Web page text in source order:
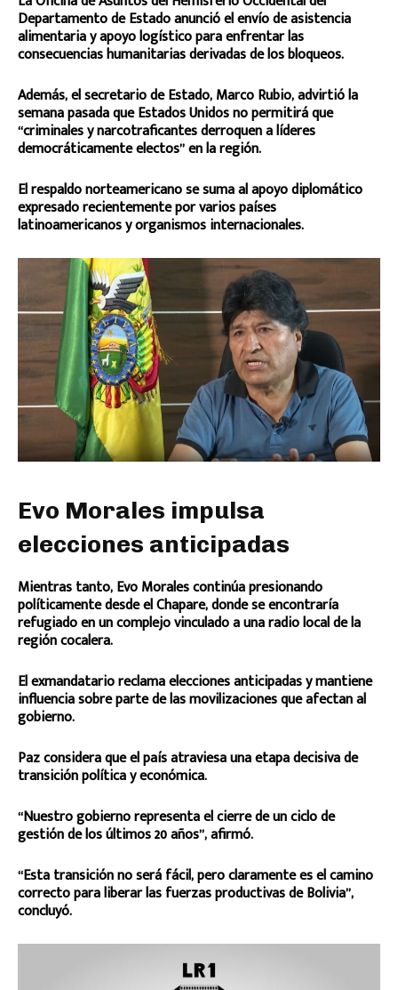
Departamento de Estado anunció el envío de asistencia
alimentaria y apoyo logístico para enfrentar las
consecuencias humanitarias derivadas de los bloqueos.
Además, el secretario de Estado, Marco Rubio, advirtió la
semana pasada que Estados Unidos no permitirá que
“criminales y narcotraficantes derroquen a líderes
democráticamente electos” en la región.
El respaldo norteamericano se suma al apoyo diplomático
expresado recientemente por varios países
latinoamericanos y organismos internacionales.
Evo Morales impulsa
elecciones anticipadas
Mientras tanto, Evo Morales continúa presionando
políticamente desde el Chapare, donde se encontraría
refugiado en un complejo vinculado a una radio local de la
región cocalera.
El exmandatario reclama elecciones anticipadas y mantiene
influencia sobre parte de las movilizaciones que afectan al
gobierno.
Paz considera que el país atraviesa una etapa decisiva de
transición política y económica.
“Nuestro gobierno representa el cierre de un ciclo de
gestión de los últimos 20 años”, afirmó.
“Esta transición no será fácil, pero claramente es el camino
correcto para liberar las fuerzas productivas de Bolivia”,
concluyó.